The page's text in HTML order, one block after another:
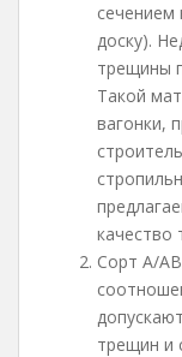
сечением
доску).
трещины
Такой
вагонки,
качество
Сорт А/
трещин и